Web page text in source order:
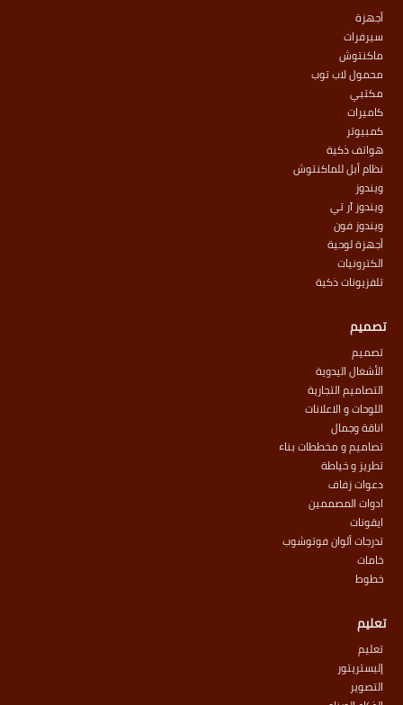
أجهزة
سيرفرات
ماكنتوش
محمول لاب توب
مكتبي
كاميرات
كمبيوتر
هواتف ذكية
نظام أبل للماكنتوش
ويندوز
ويندوز آر تي
ويندوز فون
أجهزة لوحية
الكترونيات
تلفزيونات ذكية
تصميم
تصميم
الأشغال اليدوية
التصاميم التجارية
اللوحات و الاعلانات
اناقة وجمال
تصاميم و مخططات بناء
تطريز و خياطة
دعوات زفاف
ادوات المصممين
ايقونات
تدرجات ألوان فوتوشوب
خامات
خطوط
تعليم
تعليم
إليستريتور
التصوير